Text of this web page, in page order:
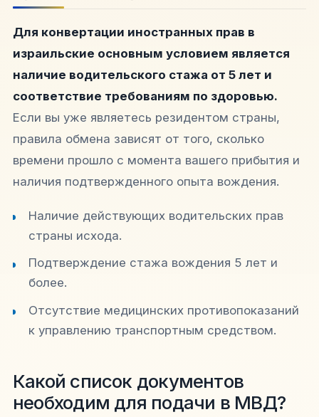
Для конвертации иностранных прав в
израильские основным условием является
наличие водительского стажа от 5 лет и
соответствие требованиям по здоровью.
Если вы уже являетесь резидентом страны,
правила обмена зависят от того, сколько
времени прошло с момента вашего прибытия и
наличия подтвержденного опыта вождения.
Наличие действующих водительских прав
страны исхода.
Подтверждение стажа вождения 5 лет и
более.
Отсутствие медицинских противопоказаний
к управлению транспортным средством.
Какой список документов
необходим для подачи в МВД?